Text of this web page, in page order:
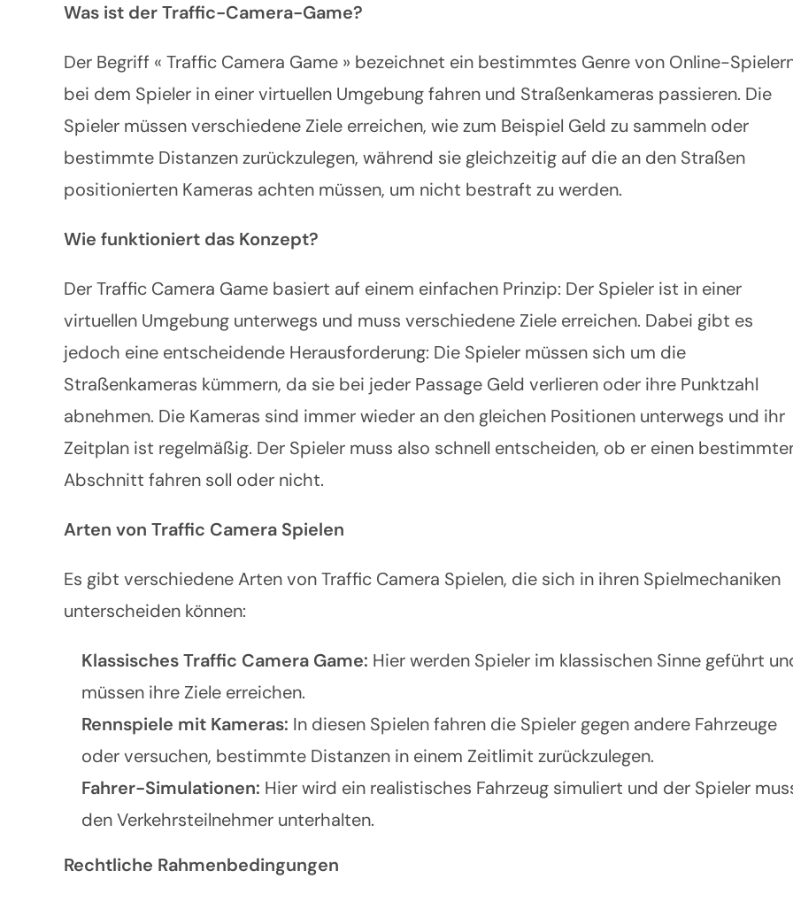
Was ist der Traffic-Camera-Game?
Der Begriff « Traffic Camera Game » bezeichnet ein bestimmtes Genre von Online-
bei dem Spieler in einer virtuellen Umgebung fahren und Straßenkameras passieren. Die
Spieler müssen verschiedene Ziele erreichen, wie zum Beispiel Geld zu sammeln oder
bestimmte Distanzen zurückzulegen, während sie gleichzeitig auf die an den Straßen
positionierten Kameras achten müssen, um nicht bestraft zu werden.
Wie funktioniert das Konzept?
Der Traffic Camera Game basiert auf einem einfachen Prinzip: Der Spieler ist in einer
virtuellen Umgebung unterwegs und muss verschiedene Ziele erreichen. Dabei gibt es
jedoch eine entscheidende Herausforderung: Die Spieler müssen sich um die
Straßenkameras kümmern, da sie bei jeder Passage Geld verlieren oder ihre Punktzahl
abnehmen. Die Kameras sind immer wieder an den gleichen Positionen unterwegs und ihr
Zeitplan ist regelmäßig. Der Spieler muss also schnell entscheiden, ob er einen
Abschnitt fahren soll oder nicht.
Arten von Traffic Camera Spielen
Es gibt verschiedene Arten von Traffic Camera Spielen, die sich in ihren Spielmechaniken
unterscheiden können:
Klassisches Traffic Camera Game: Hier werden Spieler im klassischen Sinne geführt
müssen ihre Ziele erreichen.
Rennspiele mit Kameras: In diesen Spielen fahren die Spieler gegen andere Fahrzeuge
oder versuchen, bestimmte Distanzen in einem Zeitlimit zurückzulegen.
Fahrer-Simulationen: Hier wird ein realistisches Fahrzeug simuliert und der Spieler
den Verkehrsteilnehmer unterhalten.
Rechtliche Rahmenbedingungen